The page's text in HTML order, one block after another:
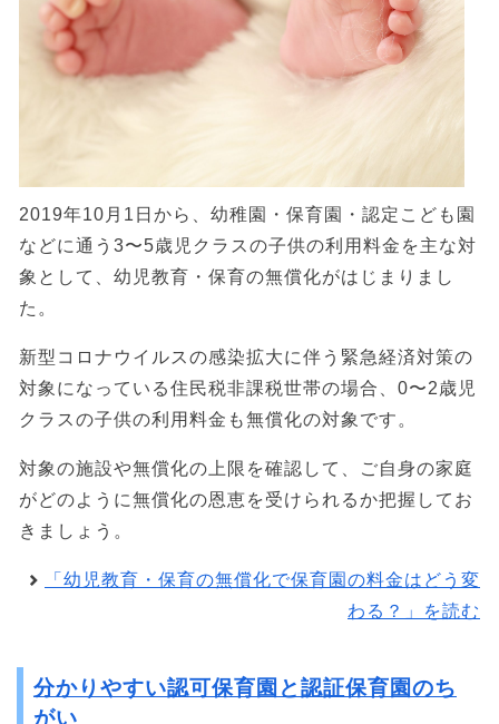
2019年10月1日から、幼稚園・保育園・認定こども園
などに通う3〜5歳児クラスの子供の利用料金を主な対
象として、幼児教育・保育の無償化がはじまりまし
た。
新型コロナウイルスの感染拡大に伴う緊急経済対策の
対象になっている住民税非課税世帯の場合、0〜2歳児
クラスの子供の利用料金も無償化の対象です。
対象の施設や無償化の上限を確認して、ご自身の家庭
がどのように無償化の恩恵を受けられるか把握してお
きましょう。
「幼児教育・保育の無償化で保育園の料金はどう変
わる？」を読む
分かりやすい認可保育園と認証保育園のち
がい